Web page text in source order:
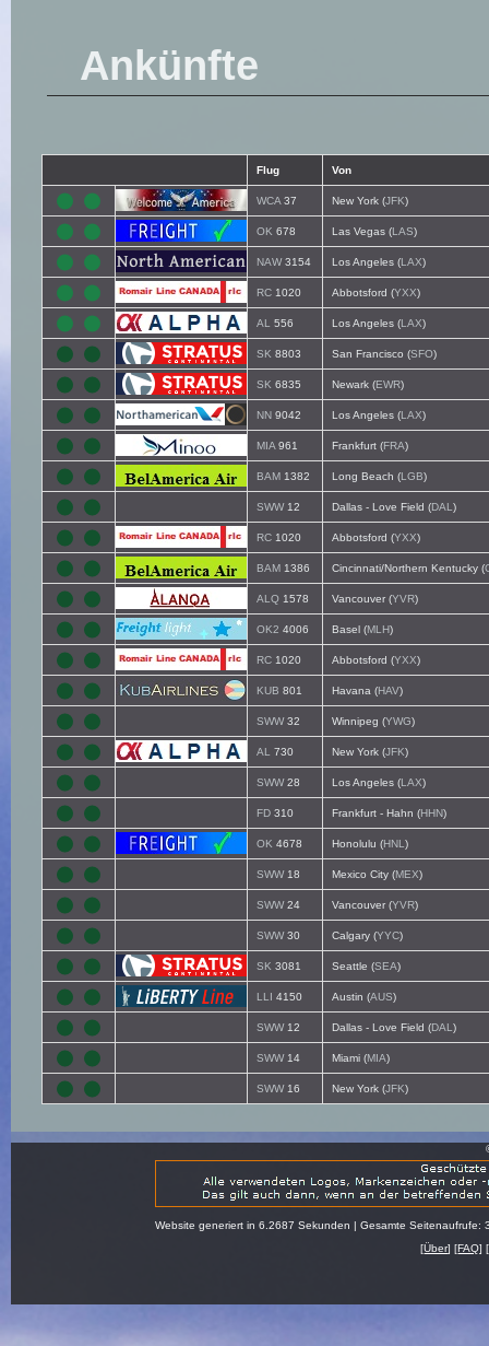
Ankünfte
Flug Von
WCA 37 New York (JFK)
OK 678 Las Vegas (LAS)
NAW3154 Los Angeles (LAX)
RC 1020 Abbotsford (YXX)
AL 556 Los Angeles (LAX)
SK 8803 San Francisco (SFO)
SK 6835 Newark (EWR)
NN 9042 Los Angeles (LAX)
MIA 961 Frankfurt (FRA)
BAM 1382 Long Beach (LGB)
SWW12 Dallas - Love Field (DAL )
RC 1020 Abbotsford (YXX)
BAM 1386 Cincinnati/Northern Kentucky (
ALQ 1578 Vancouver (YVR)
OK2 4006 Basel (MLH)
RC 1020 Abbotsford (YXX)
KUB 801 Havana (HAV)
SWW32 Winnipeg (YWG)
AL 730 New York (JFK)
SWW28 Los Angeles (LAX)
FD 310 Frankfurt - Hahn (HHN)
OK 4678 Honolulu (HNL )
SWW18 Mexico City (MEX)
SWW24 Vancouver (YVR)
SWW30 Calgary (YYC)
SK 3081 Seattle (SEA)
LLI 4150 Austin (AUS)
SWW12 Dallas - Love Field (DAL )
SWW14 Miami (MIA)
SWW16 New York (JFK)
Website generiert in 6.2687 Sekunden | Gesamte
[Über] [FAQ] [